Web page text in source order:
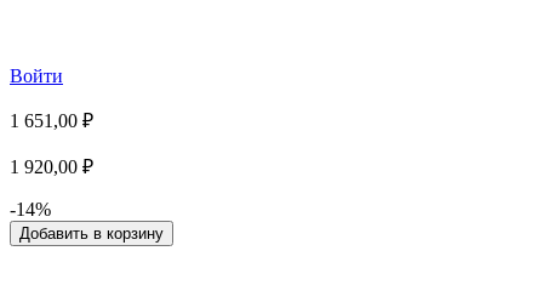
Войти
1 651,00 ₽
1 920,00 ₽
-14%
Добавить в корзину